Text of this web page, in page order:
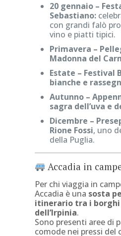
20 gennaio –
Sebastiano:
con grandi falò
vino e piatti tipici.
Primavera –
Madonna del
Estate – Festival
bianche e
Autunno –
sagra dell’uva e
Dicembre –
Rione Fossi, uno
della Puglia.
Accadia in
Per chi viaggia in
Accadia è una sosta
itinerario tra i borghi
dell’Irpinia.
Sono presenti aree di
comode nei pressi del